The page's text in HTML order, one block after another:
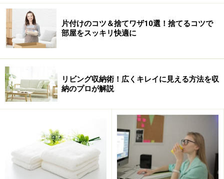
小柄なので高い所にある収納は、ほとんど使わないとのこと
片付けのコツ＆捨てワザ10選！捨てるコツで
部屋をスッキリ快適に
リビング収納術！広くキレイに見える方法を収
納のプロが解説